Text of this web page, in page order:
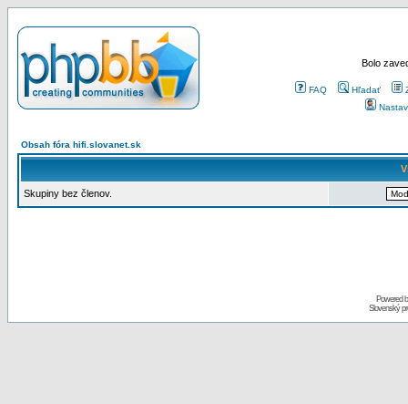
Bolo
FAQ Hľadať
Obsah fóra hifi.slovanet.sk
Skupiny bez členov.
Powered
Slovenský